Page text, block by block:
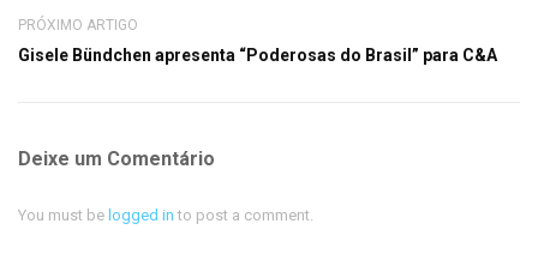
PRÓXIMO ARTIGO
Gisele Bündchen apresenta “Poderosas do Brasil” para C&A
Deixe um Comentário
You must be logged in to post a comment.